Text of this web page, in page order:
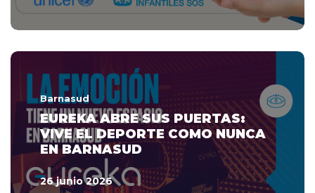
Barnasud
EUREKA ABRE SUS PUERTAS:
VIVE EL DEPORTE COMO NUNCA
EN BARNASUD
26 junio 2026